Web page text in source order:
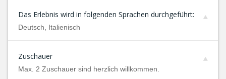
Das Erlebnis wird in folgenden Sprachen durchgeführt:
Deutsch, Italienisch
Zuschauer
Max. 2 Zuschauer sind herzlich willkommen.